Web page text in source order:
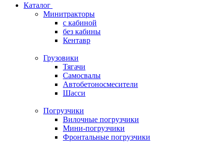
Каталог
Минитракторы
c кабиной
без кабины
Кентавр
Грузовики
Тягачи
Самосвалы
Автобетоносмесители
Шасси
Погрузчики
Вилочные погрузчики
Мини-погрузчики
Фронтальные погрузчики